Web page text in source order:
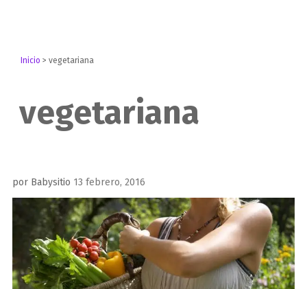
Inicio >vegetariana
vegetariana
por Babysitio Publicado
el
13 febrero, 2016